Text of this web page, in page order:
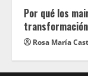
Por qué los
Rosa María